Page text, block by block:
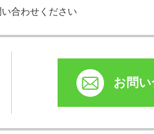
合わせください
お問